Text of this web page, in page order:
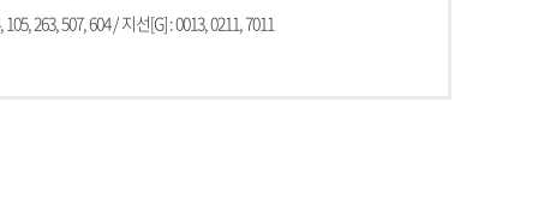
263, 507, 604 / 지선[G] : 0013, 0211, 7011